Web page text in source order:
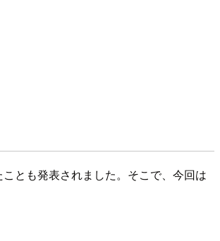
とも発表されました。そこで、今回は